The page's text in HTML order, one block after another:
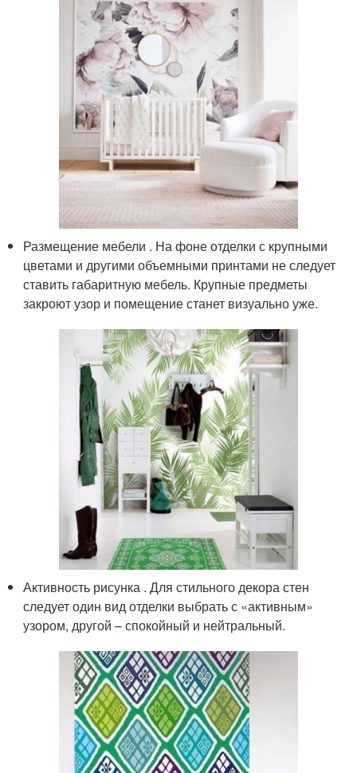
Размещение мебели . На фоне отделки с крупными
цветами и другими объемными принтами не следует
ставить габаритную мебель. Крупные предметы
закроют узор и помещение станет визуально уже.
Активность рисунка . Для стильного декора стен
следует один вид отделки выбрать с «активным»
узором, другой – спокойный и нейтральный.